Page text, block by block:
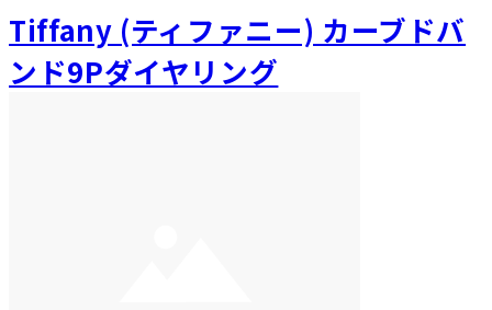
Tiffany (ティファニー) カーブドバ
ンド9Pダイヤリング